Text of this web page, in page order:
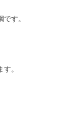
す。
。